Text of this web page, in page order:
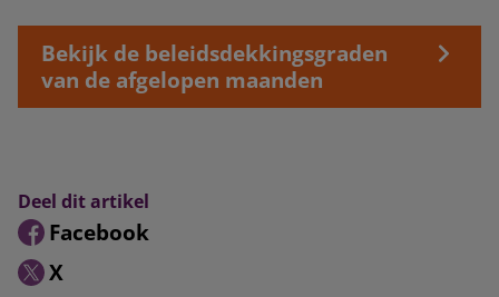
Bekijk de beleidsdekkingsgraden
van de afgelopen maanden
Deel dit artikel
Facebook
X